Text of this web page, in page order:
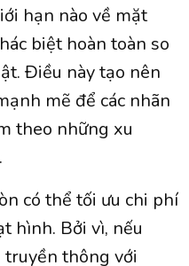
hạn nào về mặt
biệt hoàn toàn so
Điều này tạo nên
mẽ để các nhãn
theo những xu
có thể tối ưu chi phí
hình. Bởi vì, nếu
thông với